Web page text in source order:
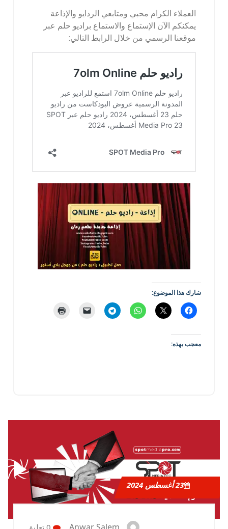
العملاء الكرام محبي ومتابعي الردايو والإذاعة
يمكنكم الآن الإستماع والاستماع براديو حلم عبر
موقعنا الرسمي من خلال الرابط التالي:
شارك هذا الموضوع:
معجب بهذه:
23أغسطس 2024
0 تعليق